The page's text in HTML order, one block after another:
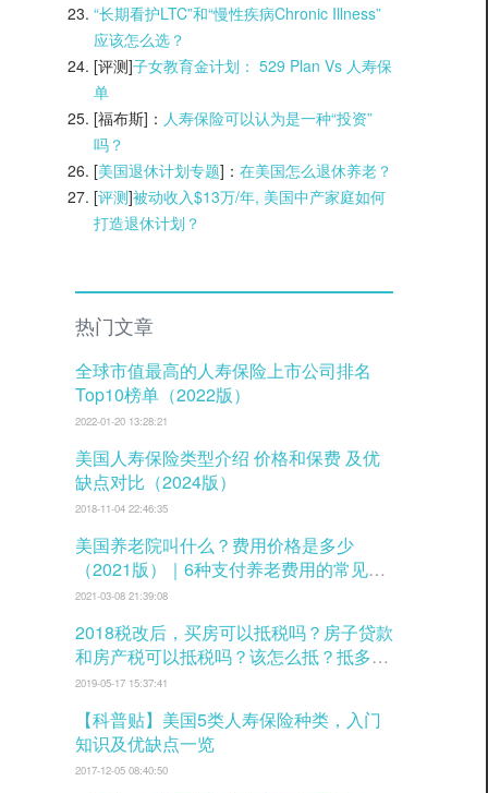
“长期看护LTC”和“慢性疾病Chronic Illness”
应该怎么选？
[评测]子女教育金计划： 529 Plan Vs 人寿保
单
[福布斯]： 人寿保险可以认为是一种“投资”
吗？
[美国退休计划专题]： 在美国怎么退休养老？
[评测]被动收入$13万/年, 美国中产家庭如何
打造退休计划？
热门文章
全球市值最高的人寿保险上市公司排名
Top10榜单（2022版）
2022-01-20 13:28:21
美国人寿保险类型介绍 价格和保费 及优
缺点对比（2024版）
2018-11-04 22:46:35
美国养老院叫什么？费用价格是多少
（2021版）｜6种支付养老费用的常见方
式
2021-03-08 21:39:08
2018税改后，买房可以抵税吗？房子贷款
和房产税可以抵税吗？该怎么抵？抵多少
税？
2019-05-17 15:37:41
【科普贴】美国5类人寿保险种类，入门
知识及优缺点一览
2017-12-05 08:40:50